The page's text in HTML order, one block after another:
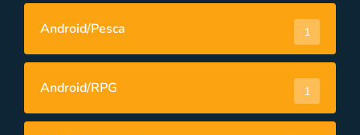
Android/Pesca 1
Android/RPG 1